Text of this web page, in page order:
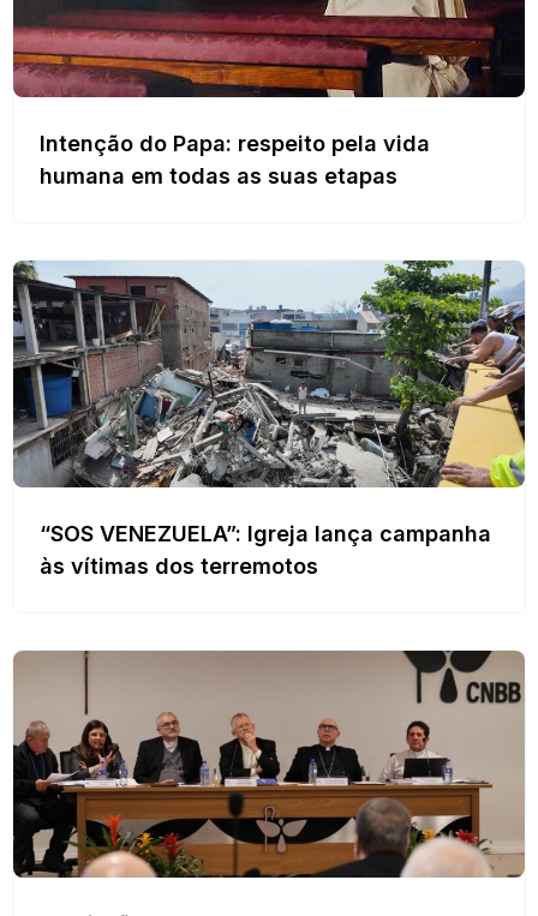
Intenção do Papa: respeito pela vida
humana em todas as suas etapas
“SOS VENEZUELA”: Igreja lança campanha
às vítimas dos terremotos